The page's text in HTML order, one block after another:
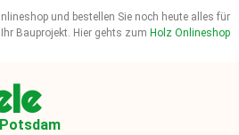
und bestellen Sie noch heute alles für
Ihr Bauprojekt. Hier gehts zum Holz Onlineshop